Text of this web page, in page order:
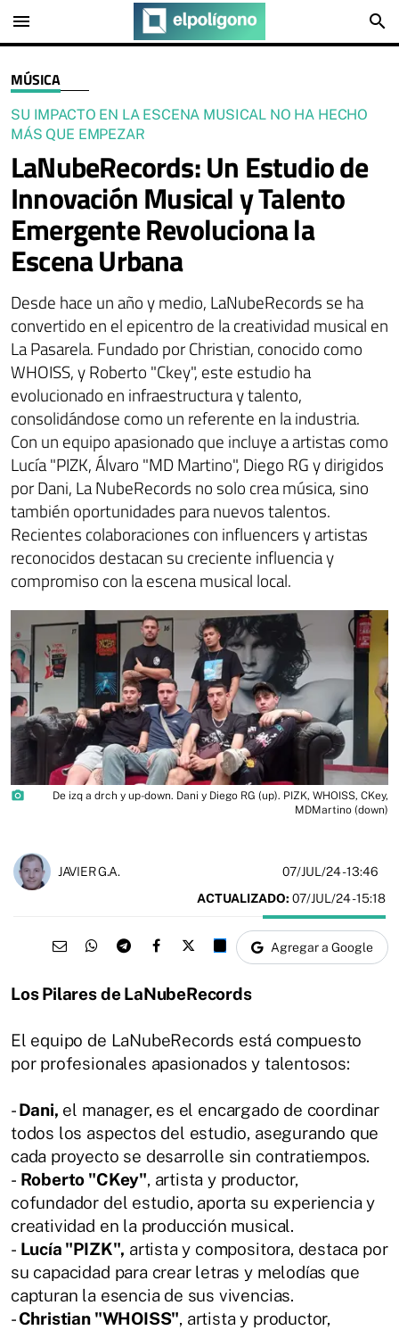
menu search
MÚSICA
SU IMPACTO EN LA ESCENA MUSICAL NO HA HECHO
MÁS QUE EMPEZAR
LaNubeRecords: Un Estudio de
Innovación Musical y Talento
Emergente Revoluciona la
Escena Urbana
Desde hace un año y medio, LaNubeRecords se ha
convertido en el epicentro de la creatividad musical en
La Pasarela. Fundado por Christian, conocido como
WHOISS, y Roberto "Ckey", este estudio ha
evolucionado en infraestructura y talento,
consolidándose como un referente en la industria.
Con un equipo apasionado que incluye a artistas como
Lucía "PIZK, Álvaro "MD Martino", Diego RG y dirigidos
por Dani, La NubeRecords no solo crea música, sino
también oportunidades para nuevos talentos.
Recientes colaboraciones con influencers y artistas
reconocidos destacan su creciente influencia y
compromiso con la escena musical local.
photo_camera
De izq a drch y up-down. Dani y Diego RG (up). PIZK, WHOISS, CKey,
MDMartino (down)
JAVIER G.A. 07/JUL/24- 13:46
ACTUALIZADO: 07/JUL/24 - 15:18
Agregar a Google
Los Pilares de LaNubeRecords
El equipo de LaNubeRecords está compuesto
por profesionales apasionados y talentosos:
-Dani, el manager, es el encargado de coordinar
todos los aspectos del estudio, asegurando que
cada proyecto se desarrolle sin contratiempos.
- Roberto "CKey", artista y productor,
cofundador del estudio, aporta su experiencia y
creatividad en la producción musical.
- Lucía "PIZK", artista y compositora, destaca por
su capacidad para crear letras y melodías que
capturan la esencia de sus vivencias.
-Christian "WHOISS", artista y productor,